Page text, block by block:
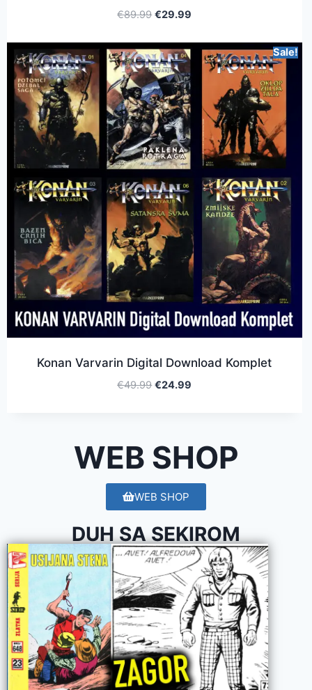
WEB SHOP
€89.99 €29.99
Sale!
Konan Varvarin Digital Download Komplet
€49.99 €24.99
WEB SHOP
DUH SA SEKIROM